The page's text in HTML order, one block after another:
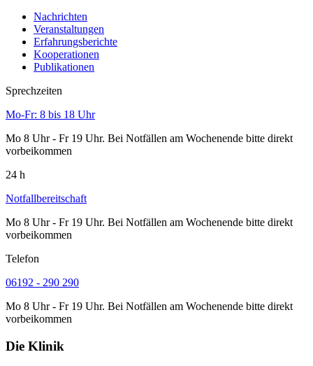
Nachrichten
Veranstaltungen
Erfahrungsberichte
Kooperationen
Publikationen
Sprechzeiten
Mo-Fr: 8 bis 18 Uhr
Mo 8 Uhr - Fr 19 Uhr. Bei Notfällen am Wochenende bitte direkt
vorbeikommen
24 h
Notfallbereitschaft
Mo 8 Uhr - Fr 19 Uhr. Bei Notfällen am Wochenende bitte direkt
vorbeikommen
Telefon
06192 - 290 290
Mo 8 Uhr - Fr 19 Uhr. Bei Notfällen am Wochenende bitte direkt
vorbeikommen
Die Klinik